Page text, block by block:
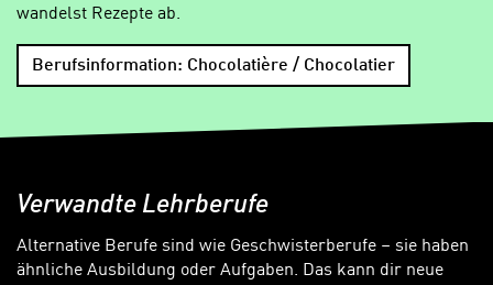
wandelst Rezepte ab.
Berufsinformation: Chocolatière / Chocolatier
Verwandte Lehrberufe
Alternative Berufe sind wie Geschwisterberufe – sie haben
ähnliche Ausbildung oder Aufgaben. Das kann dir neue